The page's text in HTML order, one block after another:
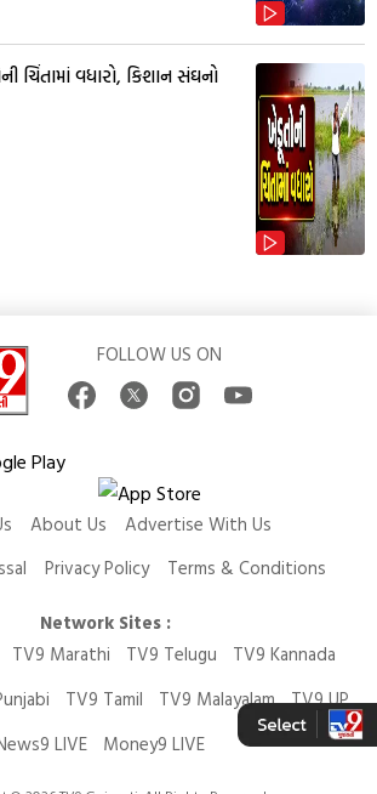
ચિંતામાં વધારો, કિશાન સંઘનો
FOLLOW US ON
About Us
Advertise With Us
Privacy Policy
Terms & Conditions
Network Sites :
TV9 Marathi TV9 Telugu
TV9 Kannada
TV9 Tamil TV9 Malayalam TV9 UP
LIVE
Money9 LIVE